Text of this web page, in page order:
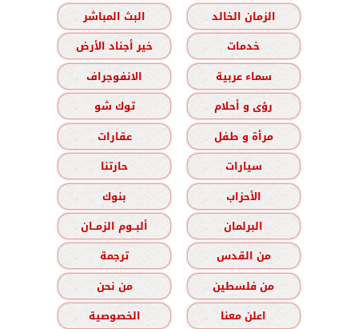
الزمان الخالد
البث المباشر
خدمات
خير أجناد الأرض
سماء عربية
الانفوجراف
رؤى و أحلام
توك شو
مرأة و طفل
عقارات
سيارات
حارتنا
الأحزاب
بنوك
البرلمان
ألبــوم الزمــان
من القدس
ترجمة
من فلسطين
من نحن
اعلن معنا
الخصوصية